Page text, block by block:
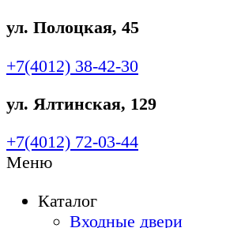
ул. Полоцкая, 45
+7(4012) 38-42-30
ул. Ялтинская, 129
+7(4012) 72-03-44
Меню
Каталог
Входные двери